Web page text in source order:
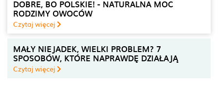
DOBRE, BO POLSKIE! - NATURALNA MOC
RODZIMY OWOCÓW
Czytaj więcej
MAŁY NIEJADEK, WIELKI PROBLEM? 7
SPOSOBÓW, KTÓRE NAPRAWDĘ DZIAŁAJĄ
Czytaj więcej